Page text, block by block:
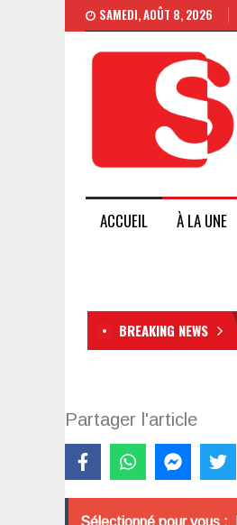
SAMEDI, AOÛT 8, 2026
ACCUEIL À LA UNE
BREAKING NEWS
Partager l'article
Sélectionné pour vous :